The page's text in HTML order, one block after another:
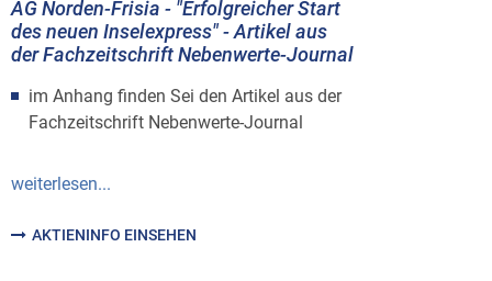
AG Norden-Frisia - "Erfolgreicher Start
des neuen Inselexpress" - Artikel aus
der Fachzeitschrift Nebenwerte-Journal
im Anhang finden Sei den Artikel aus der
Fachzeitschrift Nebenwerte-Journal
weiterlesen...
AKTIENINFO EINSEHEN